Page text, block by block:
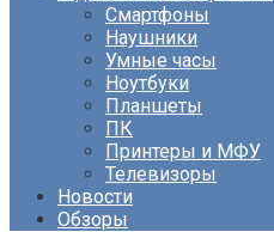
Смартфоны
Наушники
Умные часы
Ноутбуки
Планшеты
ПК
Принтеры и МФУ
Телевизоры
Новости
Обзоры